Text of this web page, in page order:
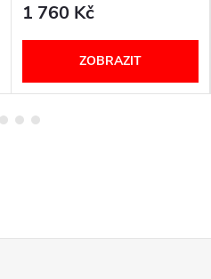
1 760 Kč
ZOBRAZIT